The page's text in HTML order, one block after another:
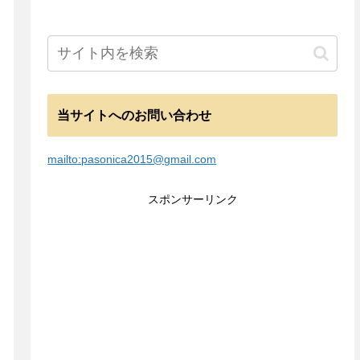
当サイトへのお問い合わせ
mailto:pasonica2015@gmail.com
スポンサーリンク